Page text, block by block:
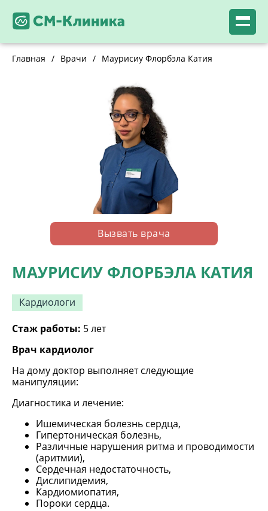
Главная / Врачи / Маурисиу Флорбэла Катия
Вызвать врача
МАУРИСИУ ФЛОРБЭЛА КАТИЯ
Кардиологи
Стаж работы: 5 лет
Врач кардиолог
На дому доктор выполняет следующие
манипуляции:
Диагностика и лечение:
Ишемическая болезнь сердца,
Гипертоническая болезнь,
Различные нарушения ритма и проводимости
(аритмии),
Сердечная недостаточность,
Дислипидемия,
Кардиомиопатия,
Пороки сердца.